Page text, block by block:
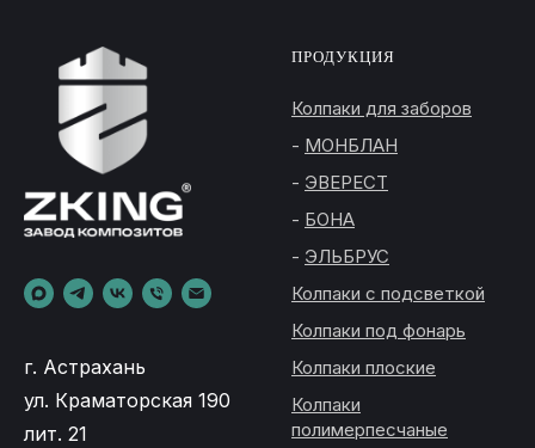
г. Астрахань
ул. Краматорская 190
лит. 21
ПРОДУКЦИЯ
Колпаки для заборов
- МОНБЛАН
- ЭВЕРЕСТ
- БОНА
- ЭЛЬБРУС
Колпаки с подсветкой
Колпаки под фонарь
Колпаки плоские
Колпаки
полимерпесчаные